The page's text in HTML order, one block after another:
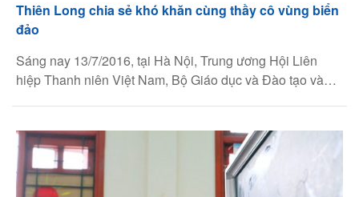
Thiên Long chia sẻ khó khăn cùng thầy cô vùng biển
đảo
Sáng nay 13/7/2016, tại Hà Nội, Trung ương Hội Liên
hiệp Thanh niên Việt Nam, Bộ Giáo dục và Đào tạo và